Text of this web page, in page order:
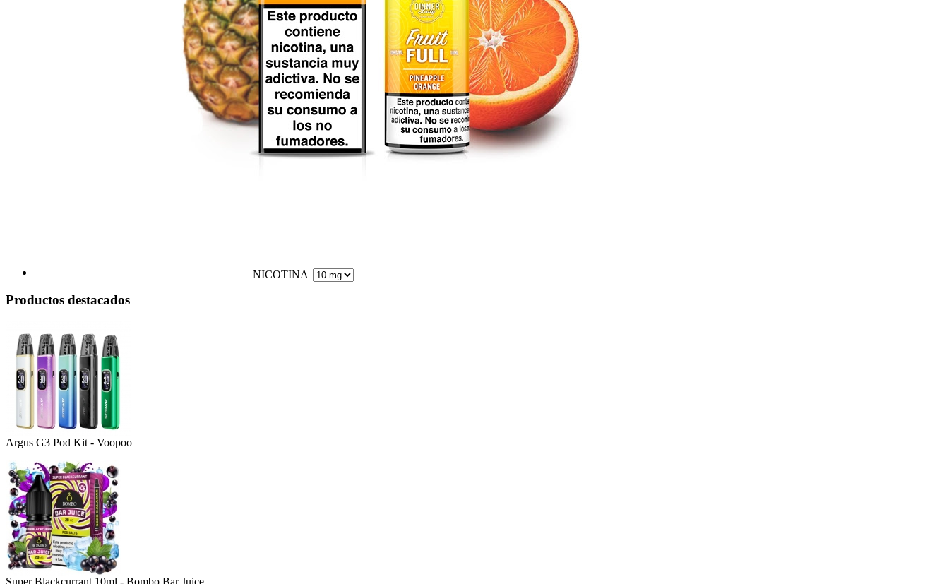
NICOTINA
Productos destacados
Argus G3 Pod Kit - Voopoo
Super Blackcurrant 10ml - Bombo Bar Juice